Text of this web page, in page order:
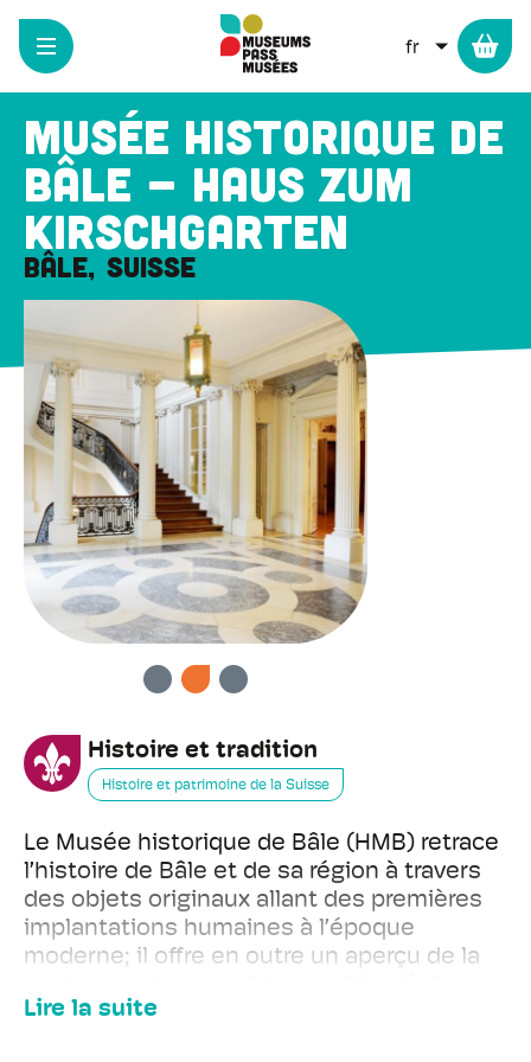
Aller
contenu
principal
LISTER
Musée historique de
Bâle – Haus zum
Kirschgarten
Bâle Suisse
PRÉCÉDENT
SUIVANT
Histoire et tradition
Histoire et patrimoine de la Suisse
Le Musée historique de Bâle (HMB) retrace
l’histoire de Bâle et de sa région à travers
des objets originaux allant des premières
implantations humaines à l’époque
moderne; il offre en outre un aperçu de la
présente la plus grande collection
Lire la suite
Panneau de gestion des cookies